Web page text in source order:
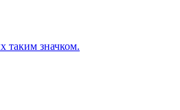
таким значком.